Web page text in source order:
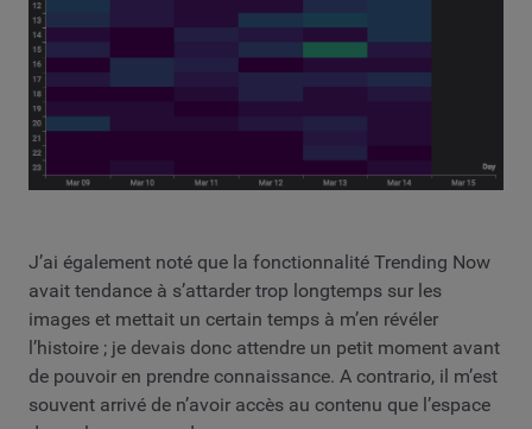
J’ai également noté que la fonctionnalité Trending Now
avait tendance à s’attarder trop longtemps sur les
images et mettait un certain temps à m’en révéler
l’histoire ; je devais donc attendre un petit moment avant
de pouvoir en prendre connaissance. A contrario, il m’est
souvent arrivé de n’avoir accès au contenu que l’espace